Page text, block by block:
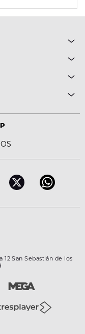
San Sebastián de los